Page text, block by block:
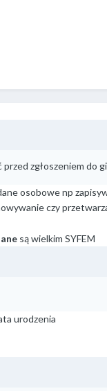
zgłoszeniem do
osobowe np
czy
są wielkim SYFEM
urodzenia